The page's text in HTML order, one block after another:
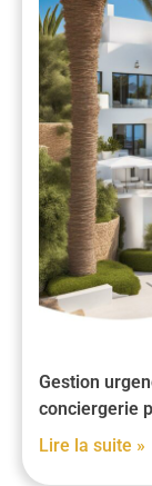
Gestion
conciergerie
Lire la suite »